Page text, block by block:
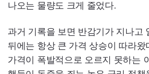
나오는 물량도 크게 줄었다.
과거 기록을 보면 반감기가 지나고
뒤에는 항상 큰 가격 상승이 따라왔
가격이 폭발적으로 오르지 못하는